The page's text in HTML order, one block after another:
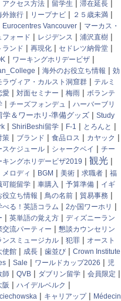
アクセス方法 | 留学生 | 滞在延長 |
外旅行 | リープナビ | ２５歳未満 |
Eurocentres Vancouver | マーカス・
フォード | レジデンス | 浦沢直樹 |
ランド | 再現化 | セドレツ納骨堂 |
| ワーキングホリデービザ |
| 海外のお役立ち情報 | 効
ラヴィア・カルスト洞窟群 | テルミ
愛 | 対面セミナー | 梅雨 | ボランテ
| チーズフォンデュ | ハーバーブリ
学＆ワーホリ-準備グッズ | Study
| ShiriBeshi留学 | F-1 | とろんと |
策 | ブランド | 食品ロス | カヤック |
スケジュール | シャークベイ | チー
キングホリデービザ2019 | 観光 |
メロディ | BGM | 美術 | 求職者 | 福
可能留学 | 車購入 | 予算準備 | イギ
役立ち情報 | 鳥の名前 | 貿易事務 |
べる！英語コラム | 2か国ワーホリ |
| 英単語の覚え方 | ディズニーラン
交流パーティー | 懇談カウンセリン
ンスミュージカル | 犯罪 | オースト
使館 | 成長 | 歯並び | Crown Institute
| Sale | ワールドカップ2026 | 児
師 | QVB | ダブリン留学 | 会員限定 |
阪 | ハイデルベルク |
| キャリアップ| Médecin